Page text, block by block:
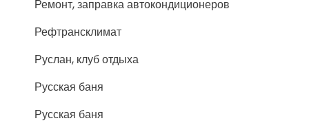
Ремонт, заправка автокондиционеров
Рефтрансклимат
Руслан, клуб отдыха
Русская баня
Русская баня